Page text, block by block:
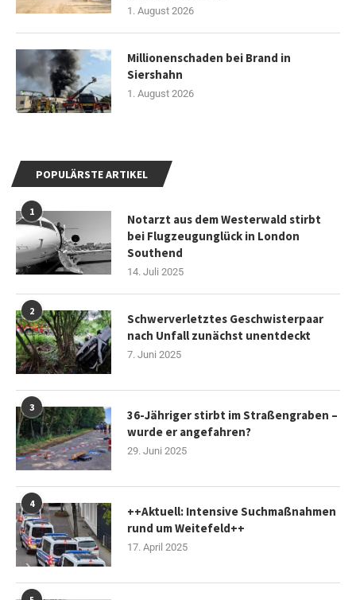
1. August 2026
Millionenschaden bei Brand in
Siershahn
1. August 2026
POPULÄRSTE ARTIKEL
1
Notarzt aus dem Westerwald stirbt
bei Flugzeugunglück in London
Southend
14. Juli 2025
2
Schwerverletztes Geschwisterpaar
nach Unfall zunächst unentdeckt
7. Juni 2025
3
36-Jähriger stirbt im Straßengraben –
wurde er angefahren?
29. Juni 2025
4
++Aktuell: Intensive Suchmaßnahmen
rund um Weitefeld++
17. April 2025